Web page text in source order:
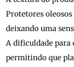
Protetores
deixando uma
A dificuldade para
permitindo que